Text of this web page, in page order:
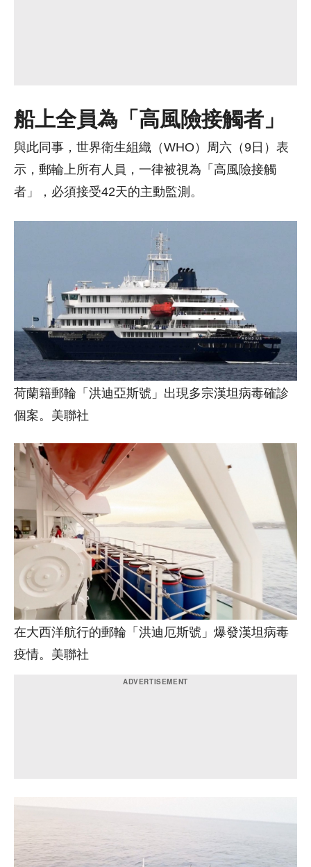
船上全員為「高風險接觸者」
與此同事，世界衛生組織（WHO）周六（9日）表
示，郵輪上所有人員，一律被視為「高風險接觸
者」，必須接受42天的主動監測。
荷蘭籍郵輪「洪迪亞斯號」出現多宗漢坦病毒確診
個案。美聯社
在大西洋航行的郵輪「洪迪厄斯號」爆發漢坦病毒
疫情。美聯社